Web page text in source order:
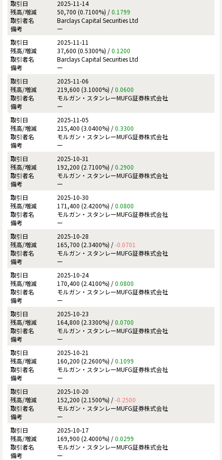
2025-11-14
50,700 (0.7100%) /0.1799
Barclays Capital Securities Ltd
ー
2025-11-11
37,600 (0.5300%) /0.1200
Barclays Capital Securities Ltd
ー
2025-11-06
219,600 (3.1000%) /0.0600
モルガン・スタンレーMUFG証券株式会社
ー
2025-11-05
215,400 (3.0400%) /0.3300
モルガン・スタンレーMUFG証券株式会社
ー
2025-10-31
192,200 (2.7100%) /0.2900
モルガン・スタンレーMUFG証券株式会社
ー
2025-10-30
171,400 (2.4200%) /0.0800
モルガン・スタンレーMUFG証券株式会社
ー
2025-10-28
165,700 (2.3400%) /-0.0701
モルガン・スタンレーMUFG証券株式会社
ー
2025-10-24
170,400 (2.4100%) /0.0800
モルガン・スタンレーMUFG証券株式会社
ー
2025-10-23
164,800 (2.3300%) /0.0700
モルガン・スタンレーMUFG証券株式会社
ー
2025-10-21
160,200 (2.2600%) /0.1099
モルガン・スタンレーMUFG証券株式会社
ー
2025-10-20
152,200 (2.1500%) /-0.2500
モルガン・スタンレーMUFG証券株式会社
ー
2025-10-17
169,900 (2.4000%) /0.0299
モルガン・スタンレーMUFG証券株式会社
ー